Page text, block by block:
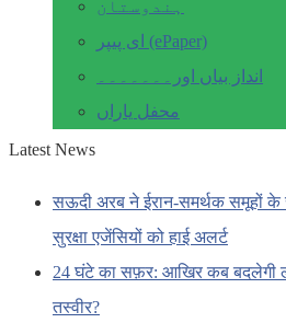
ہندوستان
ای پیپر (ePaper)
انداز بیاں اور۔۔۔۔۔۔۔
محفل یاراں
Latest News
सऊदी अरब ने ईरान-समर्थक समूहों
सुरक्षा एजेंसियों को हाई अलर्ट
24 घंटे का सफ़र: आखिर कब बदलेगी
तस्वीर?